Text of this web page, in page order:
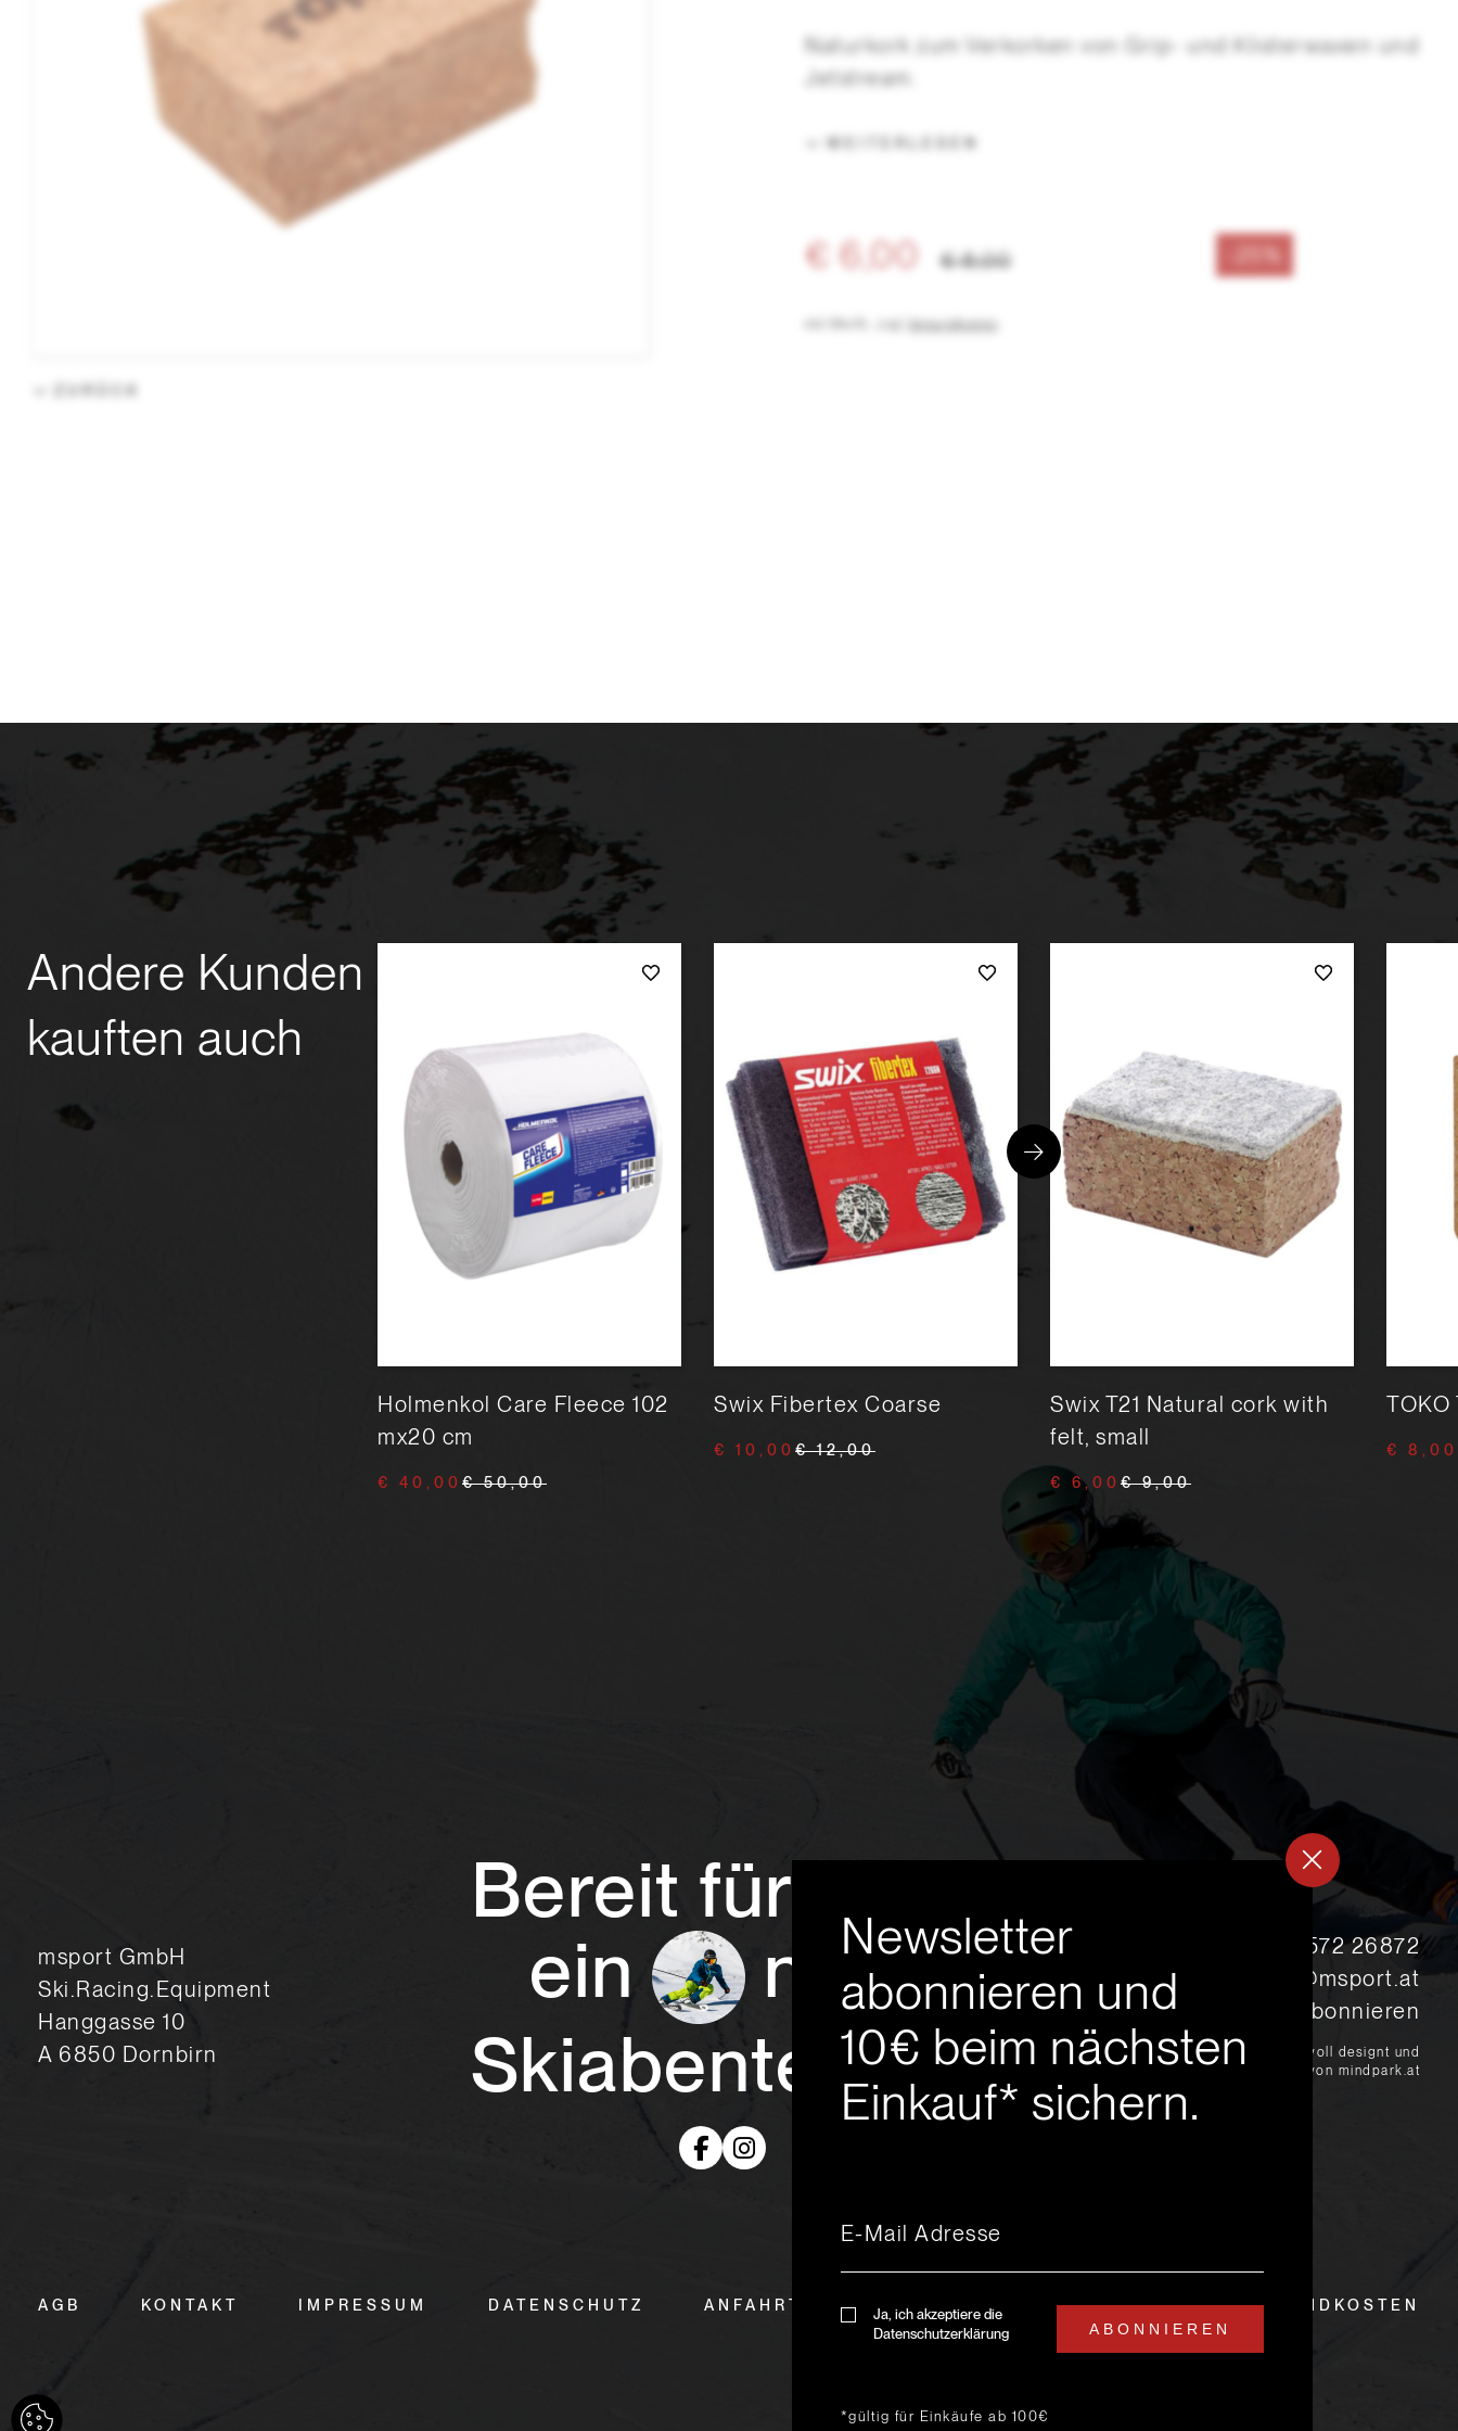
Naturkork zum Verkorken von Grip- und Klisterwaxen und
Jetstream.
€ 6,00 € 8,00 -25%
Versandkosten
Andere Kunden
kauften auch
Holmenkol Care Fleece 102
mx20 cm
€ 40,00 € 50,00
Swix Fibertex Coarse
€ 10,00 € 12,00
Swix T21 Natural cork with
felt, small
€ 6,00 € 9,00
€ 8,00
msport GmbH
Ski.Racing.Equipment
Hanggasse 10
A 6850 Dornbirn
Bereit für
ein
neues
Skiabenteuer?
+43 5572 26872
msport@msport.at
Newsletter abonnieren
liebevoll designt und
programmiert von mindpark.at
AGB KONTAKT IMPRESSUM DATENSCHUTZ ANFAHRT & ÖFFNUNGSZEITEN LIEFER- UND VERSANDKOSTEN
Newsletter
abonnieren und
10€ beim nächsten
Einkauf* sichern.
Ja, ich akzeptiere die
Datenschutzerklärung
ABONNIEREN
*gültig für Einkäufe ab 100€